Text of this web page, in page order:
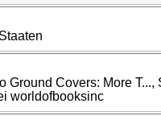
Ground Covers: More T...,
worldofbooksinc